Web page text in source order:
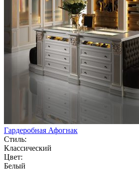
Гардеробная Афогнак
Стиль:
Классический
Цвет:
Белый